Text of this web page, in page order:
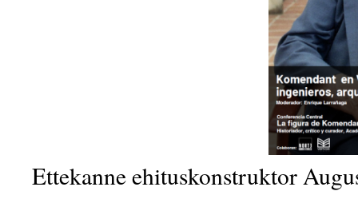
Ettekanne ehituskonstruktor